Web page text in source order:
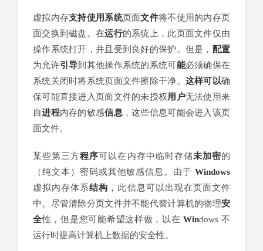
虚拟内存支持使用系统页面文件将不使用的内存页
面交换到磁盘。在运行的系统上，此页面文件仅由
操作系统打开，并且受到良好的保护。但是， 配置
为允许引导到其他操作系统的系统可能必须确保在
系统关闭时将系统页面文件擦除干净。 这样可以确
保可能直接进入页面文件的未授权用户无法使用来
自进程内存的敏感信息，这些信息可能会进入该页
面文件。
某些第三方程序可以在内存中临时存储未加密的
（纯文本）密码或其他敏感信息。由于 Windows
虚拟内存体系结构 ，此信息可以出现在页面文件
中。尽管清除分页文件并不能代替计算机的物理安
全性，但是您可能希望这样做，以在Windows 不
运行时提高计算机上数据的安全性。